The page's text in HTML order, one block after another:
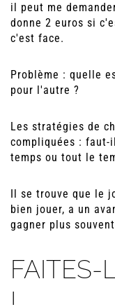
il peut me
donne 2 euros si
c'est face.
Problème : quelle
pour l'autre ?
Les stratégies de
compliquées : faut-
temps ou tout le
Il se trouve que le
bien jouer, a un
gagner plus
FAITES-
!